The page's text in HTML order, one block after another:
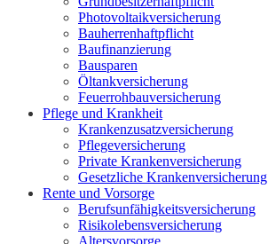
Photovoltaikversicherung
Bauherrenhaftpflicht
Baufinanzierung
Bausparen
Öltankversicherung
Feuerrohbauversicherung
Pflege und Krankheit
Krankenzusatzversicherung
Pflegeversicherung
Private Krankenversicherung
Gesetzliche Krankenversicherung
Rente und Vorsorge
Berufs­unfähigkeitsversicherung
Risikolebensversicherung
Altersvorsorge